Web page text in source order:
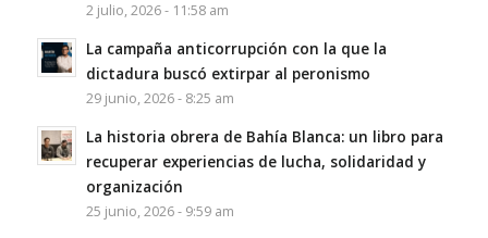
2 julio, 2026 - 11:58 am
La campaña anticorrupción con la que la
dictadura buscó extirpar al peronismo
29 junio, 2026 - 8:25 am
La historia obrera de Bahía Blanca: un libro para
recuperar experiencias de lucha, solidaridad y
organización
25 junio, 2026 - 9:59 am